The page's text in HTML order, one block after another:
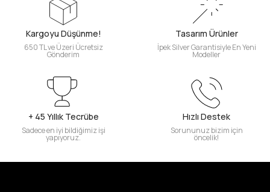
Kargoyu Düşünme!
650 TL ve Üzeri Ücretsiz
Gönderim
Tasarım Ürünler
İpek Silver Garantisiyle En Yeni
Modeller
+ 45 Yıllık Tecrübe
Sadece en iyi bildiğimiz işi
yapıyoruz.
Hızlı Destek
Sorununuz bizim için
öncelik!